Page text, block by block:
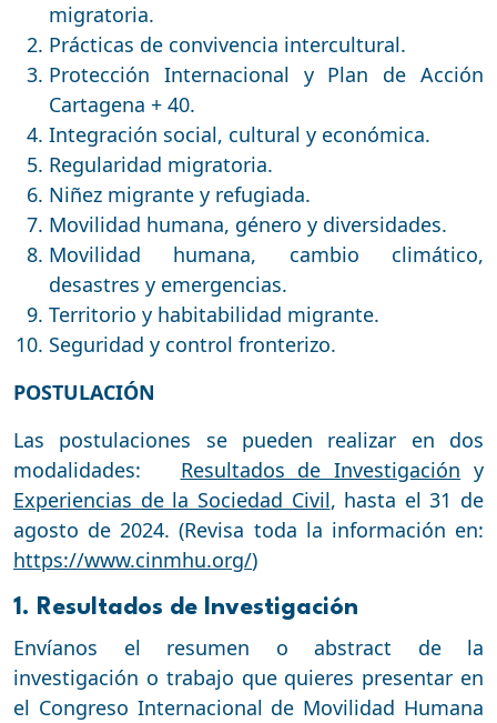
migratoria.
Prácticas de convivencia intercultural.
Protección Internacional y Plan de Acción
Cartagena + 40.
Integración social, cultural y económica.
Regularidad migratoria.
Niñez migrante y refugiada.
Movilidad humana, género y diversidades.
Movilidad humana, cambio climático,
desastres y emergencias.
Territorio y habitabilidad migrante.
Seguridad y control fronterizo.
POSTULACIÓN
Las postulaciones se pueden realizar en dos
modalidades: Resultados de Investigación y
Experiencias de la Sociedad Civil, hasta el 31 de
agosto de 2024. (Revisa toda la información en:
https://www.cinmhu.org/)
1. Resultados de Investigación
Envíanos el resumen o abstract de la
investigación o trabajo que quieres presentar en
el Congreso Internacional de Movilidad Humana